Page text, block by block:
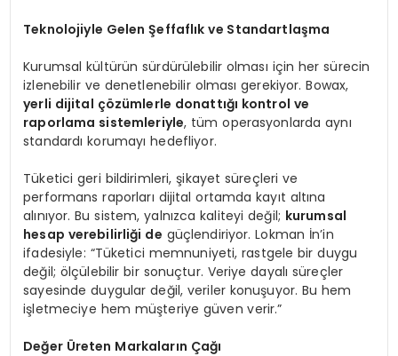
Teknolojiyle Gelen Şeffaflık ve Standartlaşma
Kurumsal kültürün sürdürülebilir olması için her sürecin
izlenebilir ve denetlenebilir olması gerekiyor. Bowax,
yerli dijital çözümlerle donattığı kontrol ve
raporlama sistemleriyle, tüm operasyonlarda aynı
standardı korumayı hedefliyor.
Tüketici geri bildirimleri, şikayet süreçleri ve
performans raporları dijital ortamda kayıt altına
alınıyor. Bu sistem, yalnızca kaliteyi değil; kurumsal
hesap verebilirliği de güçlendiriyor. Lokman İn’in
ifadesiyle: “Tüketici memnuniyeti, rastgele bir duygu
değil; ölçülebilir bir sonuçtur. Veriye dayalı süreçler
sayesinde duygular değil, veriler konuşuyor. Bu hem
işletmeciye hem müşteriye güven verir.”
Değer Üreten Markaların Çağı